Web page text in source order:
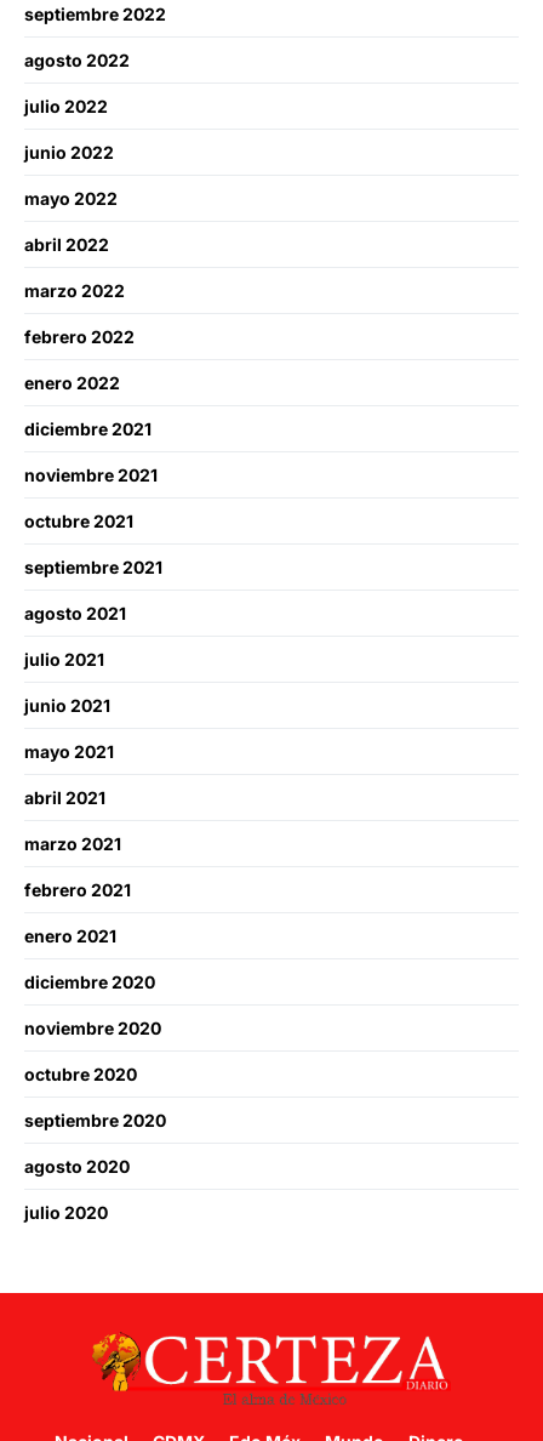
septiembre 2022
agosto 2022
julio 2022
junio 2022
mayo 2022
abril 2022
marzo 2022
febrero 2022
enero 2022
diciembre 2021
noviembre 2021
octubre 2021
septiembre 2021
agosto 2021
julio 2021
junio 2021
mayo 2021
abril 2021
marzo 2021
febrero 2021
enero 2021
diciembre 2020
noviembre 2020
octubre 2020
septiembre 2020
agosto 2020
julio 2020